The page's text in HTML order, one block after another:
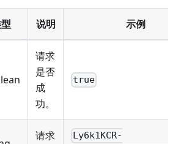
说明 示例
请求
是否
成
功。
true
请求
Ly6k1KCR-